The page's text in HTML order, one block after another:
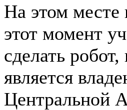
На этом месте
этот момент
сделать
является
Центральной